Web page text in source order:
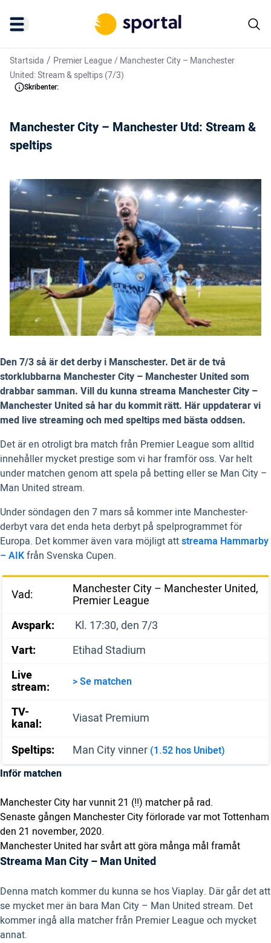
Startsida / Premier League/Manchester City – Manchester
United: Stream & speltips (7/3)
Skribenter:
Manchester City – Manchester Utd: Stream &
speltips
Den 7/3 så är det derby i Manschester. Det är de två
storklubbarna Manchester City – Manchester United som
drabbar samman. Vill du kunna streama Manchester City –
Manchester United så har du kommit rätt. Här uppdaterar vi
med live streaming och med speltips med bästa oddsen.
Det är en otroligt bra match från Premier League som alltid
innehåller mycket prestige som vi har framför oss. Var helt
under matchen genom att spela på betting eller se Man City –
Man United stream.
Under söndagen den 7 mars så kommer inte Manchester-
derbyt vara det enda heta derbyt på spelprogrammet för
Europa. Det kommer även vara möjligt attstreama Hammarby
– AIKfrån Svenska Cupen.
Vad: Manchester City – Manchester United,
Premier League
Avspark:
Kl. 17:30, den 7/3
Vart:
Etihad Stadium
Live
stream: > Se matchen
TV-
kanal:
Viasat Premium
Speltips:
Man City vinner (1.52 hos Unibet)
Inför matchen
Manchester City har vunnit 21 (!!) matcher på rad.
Senaste gången Manchester City förlorade var mot Tottenham
den 21 november, 2020.
Manchester United har svårt att göra många mål framåt
Streama Man City – Man United
Denna match kommer du kunna se hos Viaplay. Där går det att
se mycket mer än bara Man City – Man United stream. Det
kommer ingå alla matcher från Premier League och mycket
annat.